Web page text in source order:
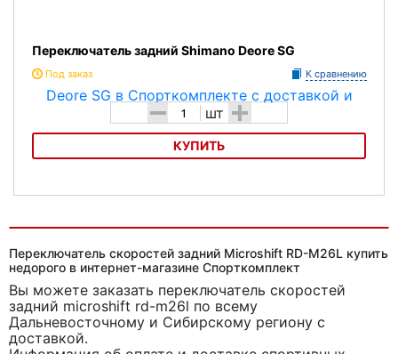
Переключатель задний Shimano Deore SG
Под заказ К сравнению
- шт +
КУПИТЬ
Переключатель скоростей задний Microshift RD-M26L купить
недорого в интернет-магазине Спорткомплект
Вы можете заказать переключатель скоростей
задний microshift rd-m26l по всему
Дальневосточному и Сибирскому региону с
доставкой.